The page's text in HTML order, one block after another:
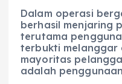
Dalam operasi
berhasil menjaring
terutama
terbukti melanggar
mayoritas
adalah